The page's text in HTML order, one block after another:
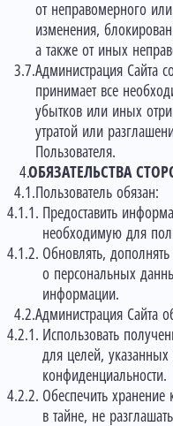
от неправомерного
изменения,
а также от иных
Администрация Сайта
принимает все
убытков или иных
утратой или
Пользователя.
ОБЯЗАТЕЛЬСТВА
Пользователь обязан:
Предоставить
необходимую для
Обновлять,
о персональных
информации.
Администрация Сайта
Использовать
для целей,
конфиденциальности.
Обеспечить
в тайне, не